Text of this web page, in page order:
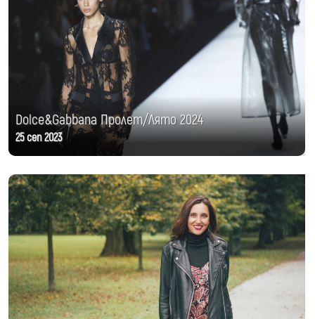
Dolce&Gabbana Пролет/Лято 2024
25 сеп 2023